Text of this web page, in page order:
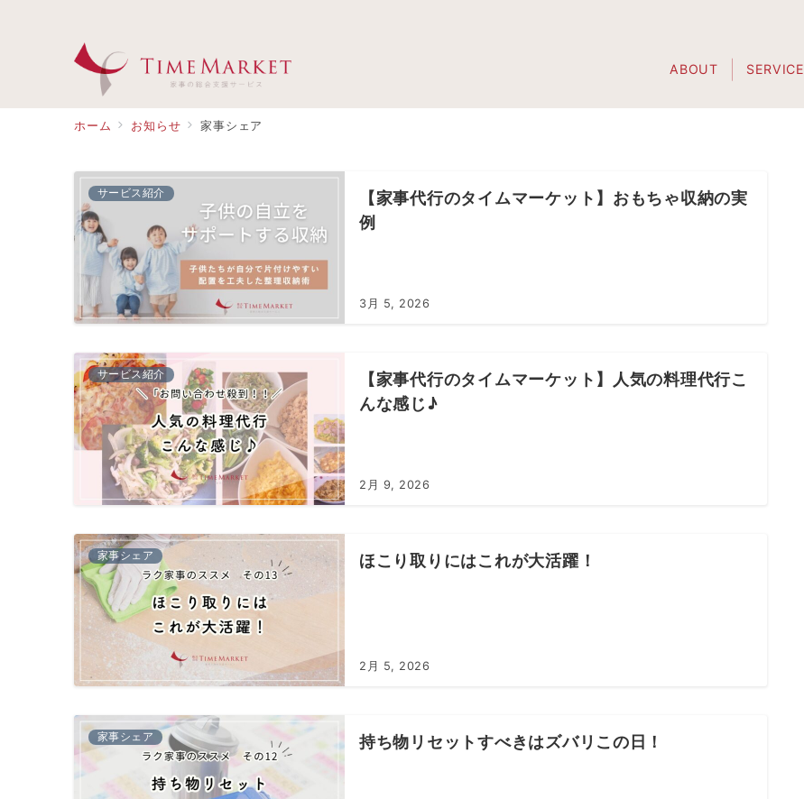
ABOUT SERVICE
ホーム お知らせ 家事シェア
サービス紹介
【家事代行のタイムマーケット】おもちゃ収納の実
例
3月 5, 2026
サービス紹介
【家事代行のタイムマーケット】人気の料理代行こ
んな感じ♪
2月 9, 2026
家事シェア ほこり取りにはこれが大活躍！
2月 5, 2026
家事シェア 持ち物リセットすべきはズバリこの日！